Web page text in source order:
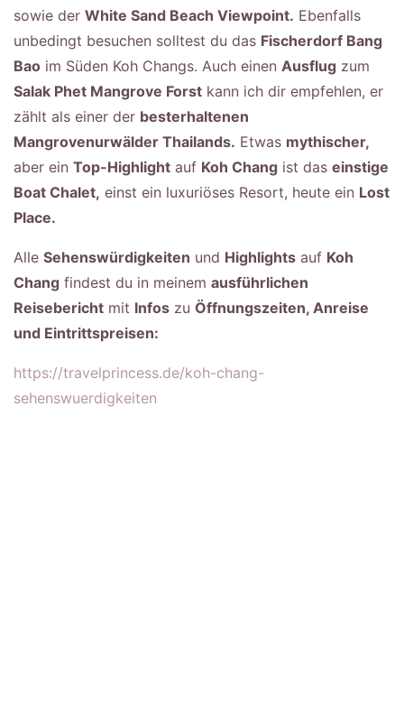
sowie der White Sand Beach Viewpoint. Ebenfalls
unbedingt besuchen solltest du das Fischerdorf Bang
Bao im Süden Koh Changs. Auch einen Ausflug zum
Salak Phet Mangrove Forst kann ich dir empfehlen, er
zählt als einer der besterhaltenen
Mangrovenurwälder Thailands. Etwas mythischer,
aber ein Top-Highlight auf Koh Chang ist das einstige
Boat Chalet, einst ein luxuriöses Resort, heute ein Lost
Place.
Alle Sehenswürdigkeiten und Highlights auf Koh
Chang findest du in meinem ausführlichen
Reisebericht mit Infos zu Öffnungszeiten, Anreise
und Eintrittspreisen:
https://travelprincess.de/koh-chang-
sehenswuerdigkeiten